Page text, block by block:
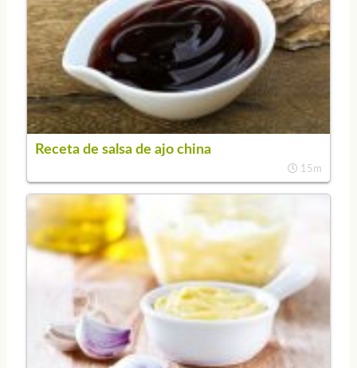
Receta de salsa de ajo china
15m